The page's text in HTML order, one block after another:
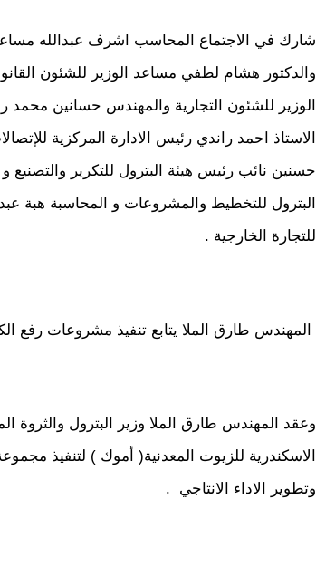
شارك في الاجتماع المحاسب اشرف عبدالله مساعد
والدكتور هشام لطفي مساعد الوزير للشئون
الوزير للشئون التجارية والمهندس حسانين محمد
الاستاذ احمد راندي رئيس الادارة المركزية
حسنين نائب رئيس هيئة البترول للتكرير
البترول للتخطيط والمشروعات و المحاسبة هبة
للتجارة الخارجية .
المهندس طارق الملا يتابع تنفيذ مشروعات رفع
وعقد المهندس طارق الملا وزير البترول والثروة
الاسكندرية للزيوت المعدنية( أموك ) لتنفيذ
وتطوير الاداء الانتاجي .